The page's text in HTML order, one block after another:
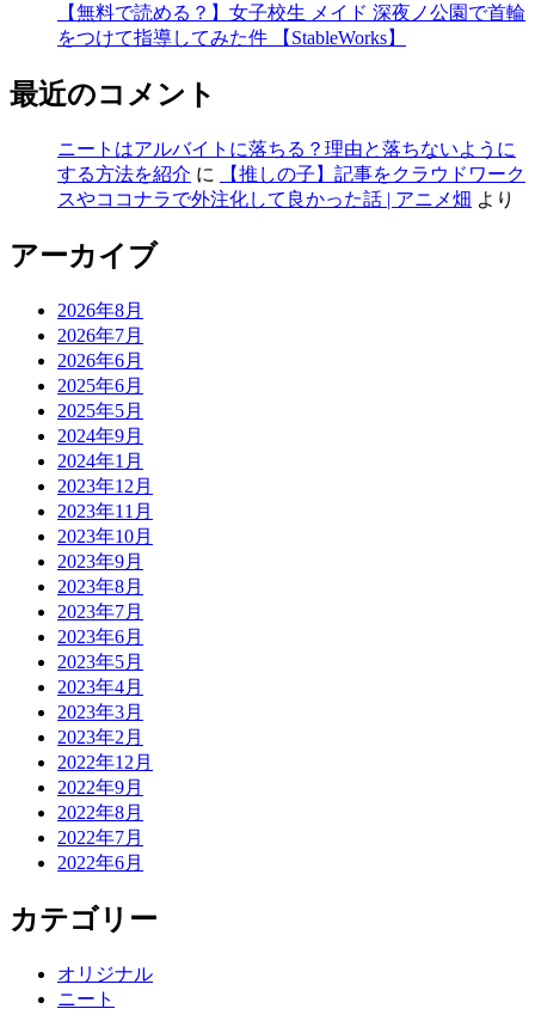
【無料で読める？】女子校生 メイド 深夜ノ公園で首輪
をつけて指導してみた件 【StableWorks】
最近のコメント
ニートはアルバイトに落ちる？理由と落ちないように
する方法を紹介 に
【推しの子】記事をクラウドワーク
スやココナラで外注化して良かった話 | アニメ畑 より
アーカイブ
2026年8月
2026年7月
2026年6月
2025年6月
2025年5月
2024年9月
2024年1月
2023年12月
2023年11月
2023年10月
2023年9月
2023年8月
2023年7月
2023年6月
2023年5月
2023年4月
2023年3月
2023年2月
2022年12月
2022年9月
2022年8月
2022年7月
2022年6月
カテゴリー
オリジナル
ニート